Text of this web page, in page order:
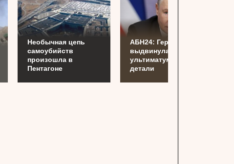
Необычная цепь
самоубийств
произошла в
Пентагоне
АБН24: Германия
выдвинула России
ультиматум —
детали